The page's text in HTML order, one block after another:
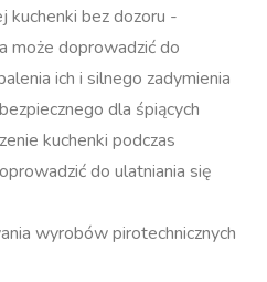
kuchenki bez dozoru -
może doprowadzić do
ich i silnego zadymienia
dla śpiących
kuchenki podczas
do ulatniania się
wyrobów pirotechnicznych